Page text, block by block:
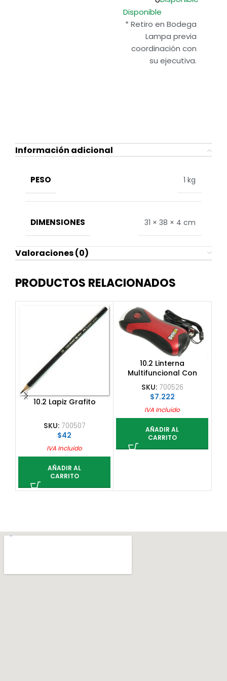
Disponible
* Retiro en Bodega
Lampa previa
coordinación con
su ejecutiva.
Información adicional
PESO 1 kg
DIMENSIONES 31 × 38 × 4 cm
Valoraciones (0)
PRODUCTOS RELACIONADOS
10.2 Lapiz Grafito
SKU: 700507
$42
IVA Incluido
AÑADIR AL
CARRITO
10.2 Linterna
Multifuncional Con
Conexion Usb Y Dinamo
SKU: 700526
$7.222
IVA Incluido
AÑADIR AL
CARRITO